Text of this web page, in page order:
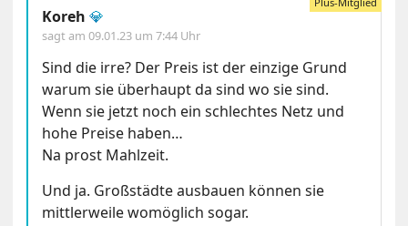
Koreh 💎
sagt am09.01.23 um 7:44 Uhr
Sind die irre? Der Preis ist der einzige Grund
warum sie überhaupt da sind wo sie sind.
Wenn sie jetzt noch ein schlechtes Netz und
hohe Preise haben…
Na prost Mahlzeit.
Und ja. Großstädte ausbauen können sie
mittlerweile womöglich sogar.